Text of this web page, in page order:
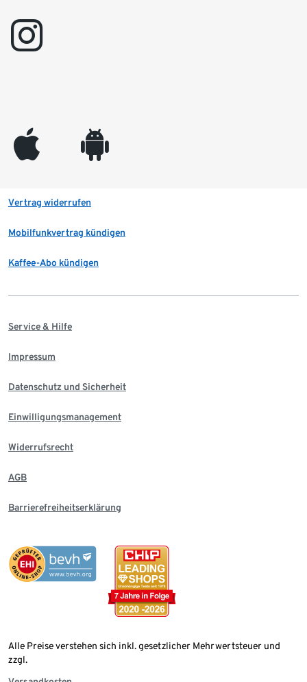
instagram
appleinc android
Vertrag widerrufen
Mobilfunkvertrag kündigen
Kaffee-Abo kündigen
Service & Hilfe
Impressum
Datenschutz und Sicherheit
Einwilligungsmanagement
Widerrufsrecht
AGB
Barrierefreiheitserklärung
Alle Preise verstehen sich inkl. gesetzlicher Mehrwertsteuer und
zzgl.